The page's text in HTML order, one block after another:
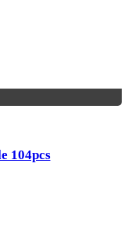
104pcs